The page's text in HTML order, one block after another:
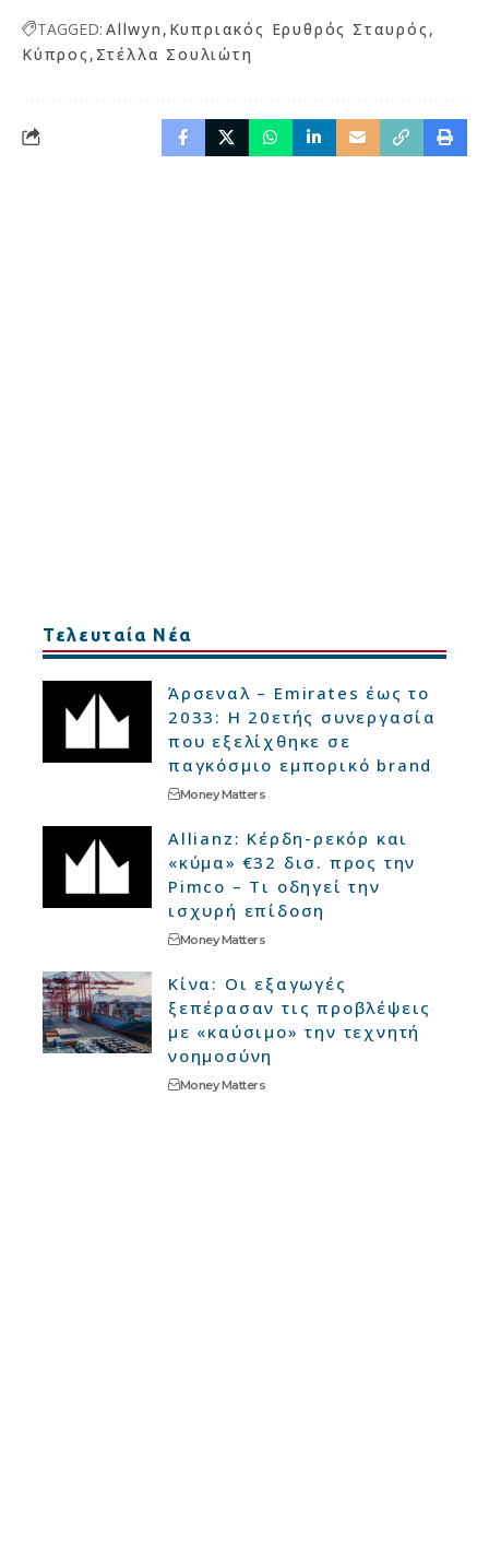
TAGGED: Allwyn Κυπριακός Ερυθρός Σταυρός
Κύπρος Στέλλα Σουλιώτη
Τελευταία Νέα
Άρσεναλ – Emirates έως το
2033: Η 20ετής συνεργασία
που εξελίχθηκε σε
παγκόσμιο εμπορικό brand
Money Matters
Allianz: Κέρδη-ρεκόρ και
«κύμα» €32 δισ. προς την
Pimco – Τι οδηγεί την
ισχυρή επίδοση
Money Matters
Κίνα: Οι εξαγωγές
ξεπέρασαν τις προβλέψεις
με «καύσιμο» την τεχνητή
νοημοσύνη
Money Matters